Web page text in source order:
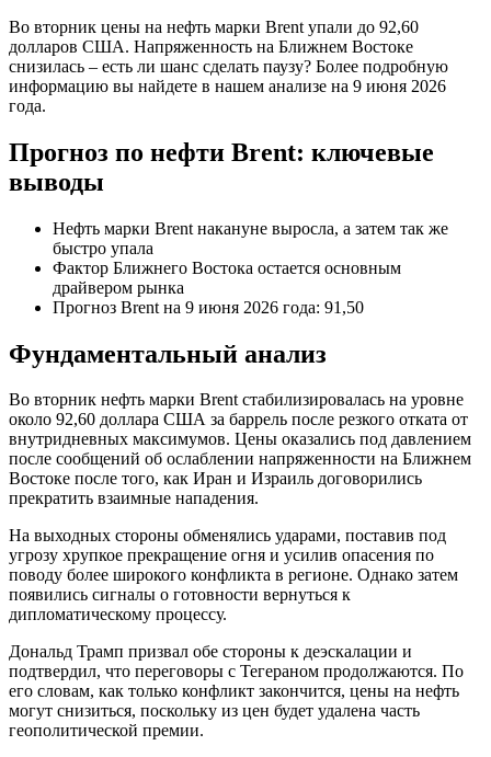
Во вторник цены на нефть марки Brent упали до 92,60
долларов США. Напряженность на Ближнем Востоке
снизилась – есть ли шанс сделать паузу? Более подробную
информацию вы найдете в нашем анализе на 9 июня 2026
года.
Прогноз по нефти Brent: ключевые
выводы
Нефть марки Brent накануне выросла, а затем так же
быстро упала
Фактор Ближнего Востока остается основным
драйвером рынка
Прогноз Brent на 9 июня 2026 года: 91,50
Фундаментальный анализ
Во вторник нефть марки Brent стабилизировалась на уровне
около 92,60 доллара США за баррель после резкого отката от
внутридневных максимумов. Цены оказались под давлением
после сообщений об ослаблении напряженности на Ближнем
Востоке после того, как Иран и Израиль договорились
прекратить взаимные нападения.
На выходных стороны обменялись ударами, поставив под
угрозу хрупкое прекращение огня и усилив опасения по
поводу более широкого конфликта в регионе. Однако затем
появились сигналы о готовности вернуться к
дипломатическому процессу.
Дональд Трамп призвал обе стороны к деэскалации и
подтвердил, что переговоры с Тегераном продолжаются. По
его словам, как только конфликт закончится, цены на нефть
могут снизиться, поскольку из цен будет удалена часть
геополитической премии.